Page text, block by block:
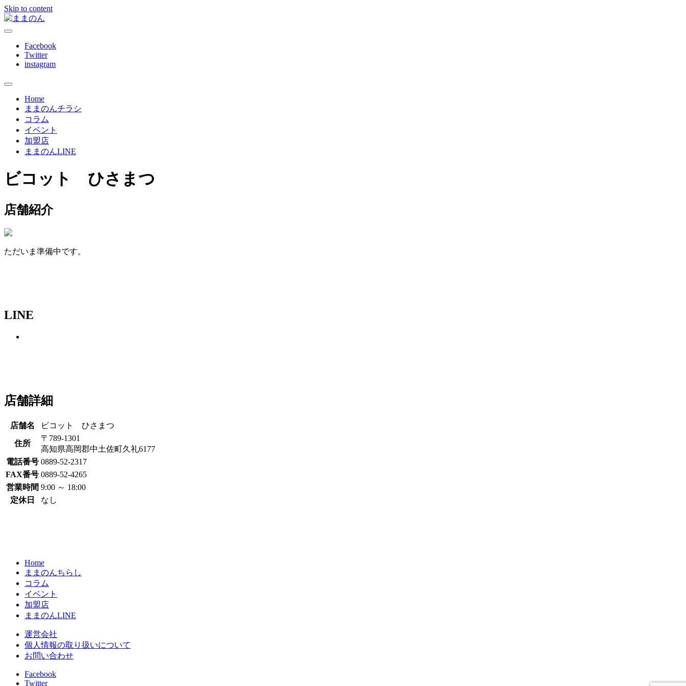
Skip to content
ままのん
ままのんは、忙しいあなたを応援します
Facebook
Twitter
instagram
Home
ままのんチラシ
コラム
イベント
加盟店
ままのんLINE
ビコット ひさまつ
店舗紹介
ただいま準備中です。
LINE
店舗詳細
店舗名 ビコット ひさまつ
住所
〒789-1301
高知県高岡郡中土佐町久礼6177
電話番号 0889-52-2317
FAX番号 0889-52-4265
営業時間 9:00 ～ 18:00
定休日
なし
Home
ままのんちらし
コラム
イベント
加盟店
ままのんLINE
運営会社
個人情報の取り扱いについて
お問い合わせ
Facebook
Twitter